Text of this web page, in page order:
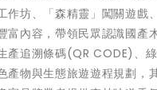
作坊、「森精靈」闖關遊戲
富內容，帶領民眾認識國產
產追溯條碼(QR CODE)、
產物與生態旅遊遊程規劃，